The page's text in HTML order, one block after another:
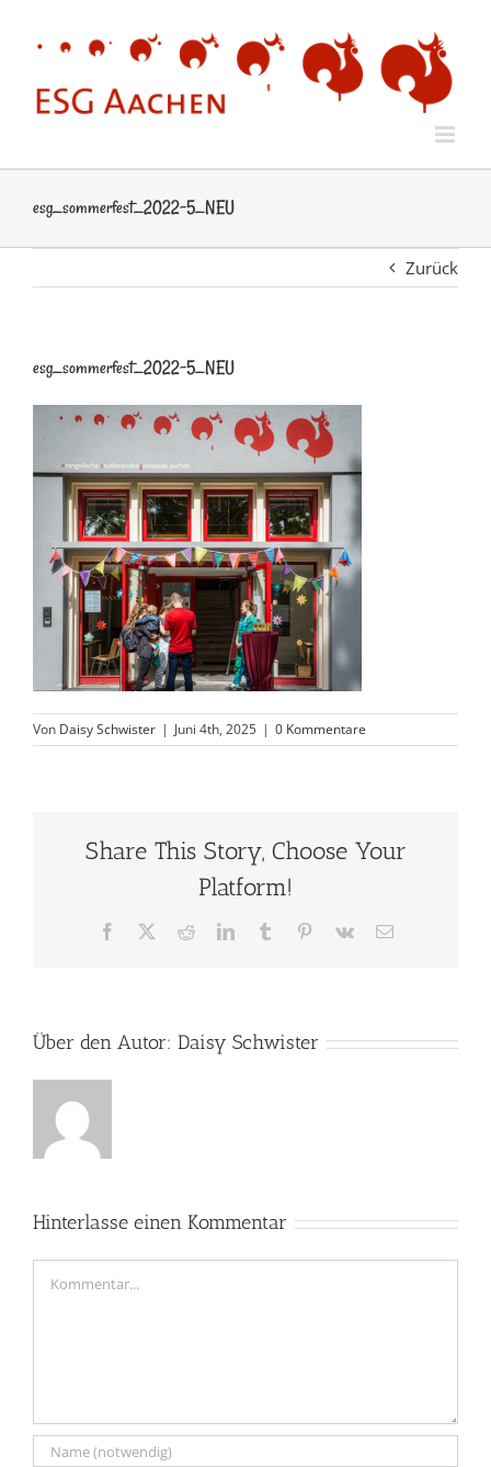
springen
esg_sommerfest_2022-5_NEU
Zurück
esg_sommerfest_2022-5_NEU
Von Daisy Schwister | Juni 4th, 2025 | 0 Kommentare
Share This Story, Choose Your
Platform!
Facebook RedditLinkedInTumblr Pinterest
Vk
E-
Über den Autor: Daisy Schwister
Hinterlasse einen Kommentar